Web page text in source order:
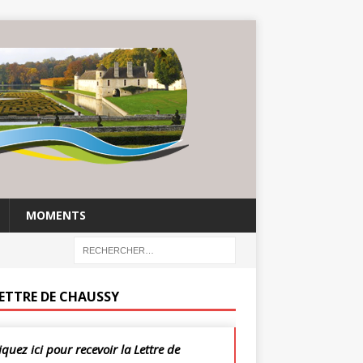
MOMENTS
DE CHAUSSY
ici pour recevoir la Lettre de